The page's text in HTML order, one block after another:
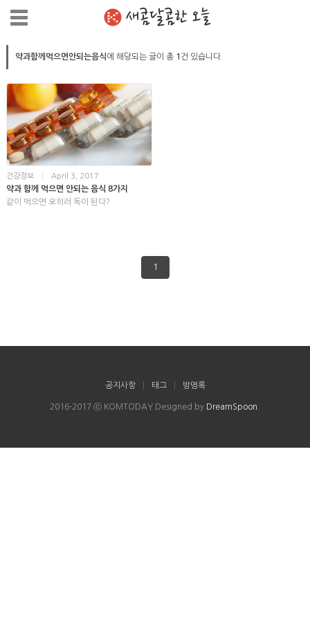
새콤달콤한 오늘
약과함께먹으면안되는음식에 해당되는 글이 총 1 건 있습니다.
건강정보 April 3, 2017
약과 함께 먹으면 안되는 음식 8가지
같이 먹으면 오히려 독이 된다?
1
공지사항 태그 방명록
2016-2017 ⓒ KOMTODAY Designed by DreamSpoon